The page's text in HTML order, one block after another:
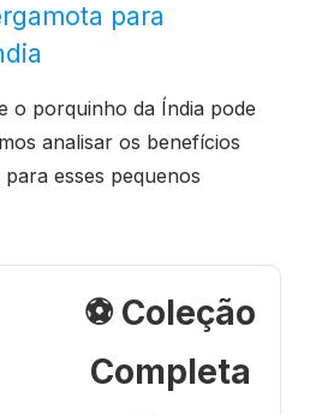
para
o porquinho da Índia pode
analisar os benefícios
esses pequenos
⚽ Coleção
Completa